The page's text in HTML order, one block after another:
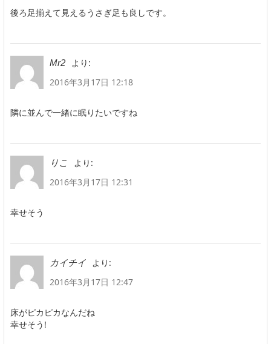
後ろ足揃えて見えるうさぎ足も良しです。
Mr2
より:
2016年3月17日 12:18
隣に並んで一緒に眠りたいですね
りこ
より:
2016年3月17日 12:31
幸せそう
カイチイ
より:
2016年3月17日 12:47
床がピカピカなんだね
幸せそう!